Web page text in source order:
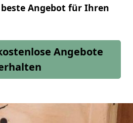
beste Angebot für Ihren
Angebote